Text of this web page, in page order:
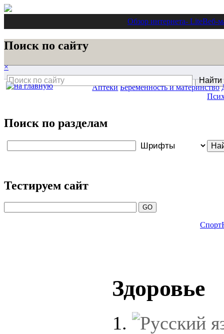
Обзор интернета- LiteВеб-
Поиск по сайту
×
Поиск по разделам
Тестируем сайт
Спорт
Аптеки Беременность и материнство
Здоровье